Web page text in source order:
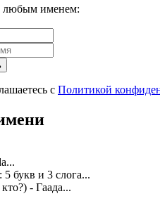
любым именем:
с Политикой
: 5 букв и 3 слога...
- Гаада...